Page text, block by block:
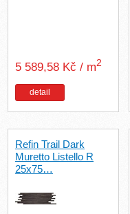
5 589,58 Kč / m2
detail
Refin Trail Dark
Muretto Listello R
25x75…